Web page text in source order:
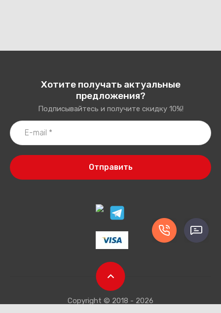
Хотите получать актуальные
предложения?
Подписывайтесь и получите скидку 10%!
Отправить
Copyright © 2018 - 2026